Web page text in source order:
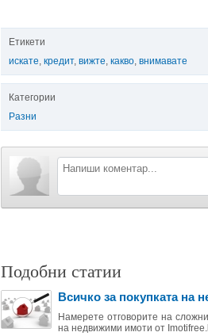
Етикети
искате, кредит, вижте, какво, внимавате
Категории
Разни
Подобни статии
Всичко за покупката на
Намерете отговорите на
на недвижими имоти от